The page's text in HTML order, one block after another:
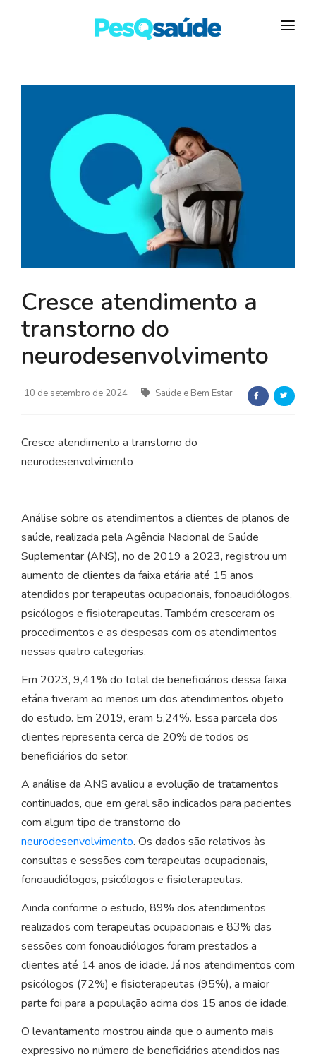
PLANOS DE SAÚDE
LABORATÓRIOS
MAIS…
Cresce atendimento a
transtorno do
neurodesenvolvimento
10 de setembro de 2024 Saúde e Bem Estar
Cresce atendimento a transtorno do
neurodesenvolvimento
Análise sobre os atendimentos a clientes de planos de
saúde, realizada pela Agência Nacional de Saúde
Suplementar (ANS), no de 2019 a 2023, registrou um
aumento de clientes da faixa etária até 15 anos
atendidos por terapeutas ocupacionais, fonoaudiólogos,
psicólogos e fisioterapeutas. Também cresceram os
procedimentos e as despesas com os atendimentos
nessas quatro categorias.
Em 2023, 9,41% do total de beneficiários dessa faixa
etária tiveram ao menos um dos atendimentos objeto
do estudo. Em 2019, eram 5,24%. Essa parcela dos
clientes representa cerca de 20% de todos os
beneficiários do setor.
A análise da ANS avaliou a evolução de tratamentos
continuados, que em geral são indicados para pacientes
com algum tipo de transtorno do
neurodesenvolvimento. Os dados são relativos às
consultas e sessões com terapeutas ocupacionais,
fonoaudiólogos, psicólogos e fisioterapeutas.
Ainda conforme o estudo, 89% dos atendimentos
realizados com terapeutas ocupacionais e 83% das
sessões com fonoaudiólogos foram prestados a
clientes até 14 anos de idade. Já nos atendimentos com
psicólogos (72%) e fisioterapeutas (95%), a maior
parte foi para a população acima dos 15 anos de idade.
O levantamento mostrou ainda que o aumento mais
expressivo no número de beneficiários atendidos nas